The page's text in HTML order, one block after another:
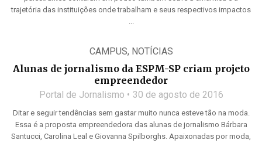
trajetória das instituições onde trabalham e seus respectivos impactos
...
CAMPUS, NOTÍCIAS
Alunas de jornalismo da ESPM-SP criam projeto
empreendedor
Portal de Jornalismo 30 de agosto de 2016
Ditar e seguir tendências sem gastar muito nunca esteve tão na moda.
Essa é a proposta empreendedora das alunas de jornalismo Bárbara
Santucci, Carolina Leal e Giovanna Spilborghs. Apaixonadas por moda,